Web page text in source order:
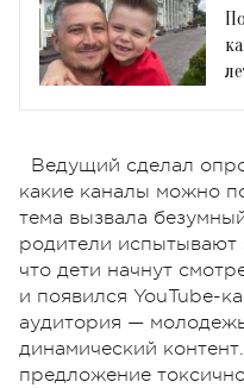
Ведущий сделал
какие каналы можно
тема вызвала
родители испытывают
что дети начнут
и появился YouTube-
аудитория —
динамический
предложение